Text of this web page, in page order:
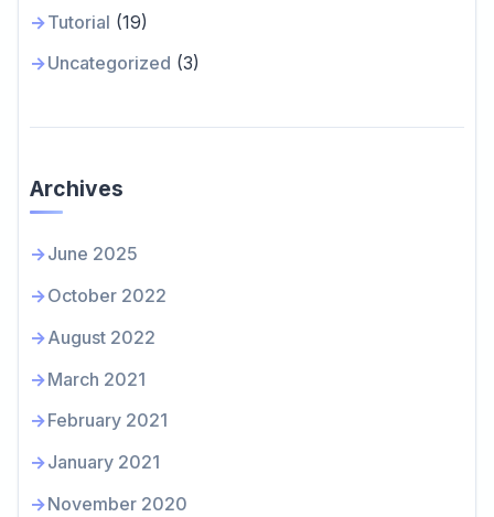
Tutorial (19)
Uncategorized (3)
Archives
June 2025
October 2022
August 2022
March 2021
February 2021
January 2021
November 2020